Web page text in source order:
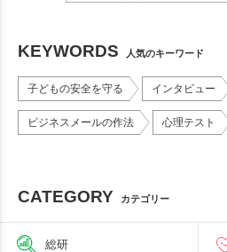
KEYWORDS 人気のキーワード
子どもの安全を守る インタビュー
ビジネスメールの作法 心理テスト
CATEGORY カテゴリー
総研